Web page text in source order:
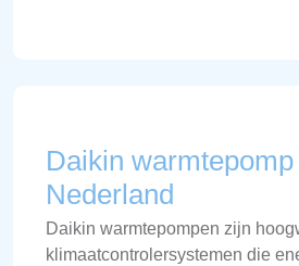
Daikin warmtepomp
Nederland
Daikin warmtepompen zijn
klimaatcontrolersystemen die